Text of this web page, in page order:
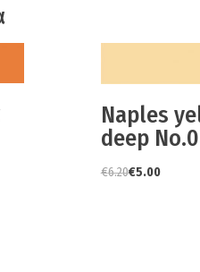
Naples
deep
€6.20€5.00